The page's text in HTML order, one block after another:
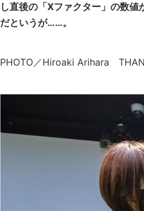
し直後の「Xファクター」の数
だというが……。
PHOTO／Hiroaki Arihara